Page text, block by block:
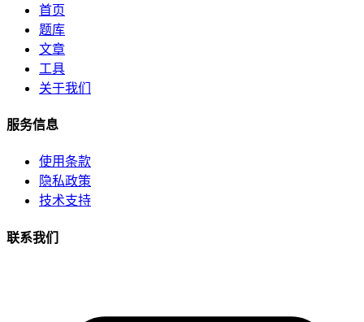
首页
题库
文章
工具
关于我们
服务信息
使用条款
隐私政策
技术支持
联系我们